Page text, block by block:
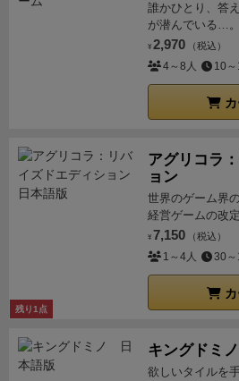
ば能力的にパンチが弱いと
コルの「3の弾全部消す！
MARCネキはその、あれだ
される拡張なのでBullet♥で
な？ 癖が少ないヒロイン
ら初心者にこそおススメの
(level99games.com)
誰かひとり、答
が潜んでいる…。
¥ 2,970 （税込）
4～8人 10
カ
残り1点
アグリコラ
ョン
世界のゲーム界
経営ゲームの改
¥ 7,150 （税込）
1～4人 30
カ
キングドミノ
欲しいタイルを